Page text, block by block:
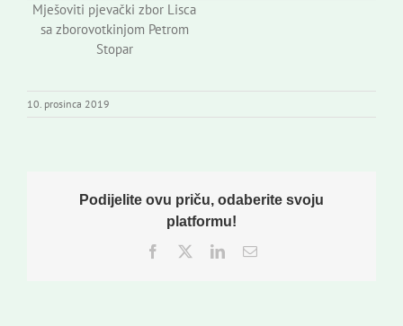
Mješoviti pjevački zbor Lisca
sa zborovotkinjom Petrom
Stopar
10. prosinca 2019
Podijelite ovu priču, odaberite svoju
platformu!
Facebook
TwitterLinkedInEmail: